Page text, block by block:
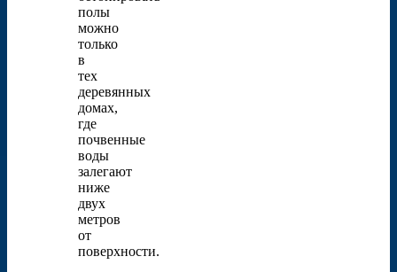
полы
можно
только
в
тех
деревянных
домах,
где
почвенные
воды
залегают
ниже
двух
метров
от
поверхности.